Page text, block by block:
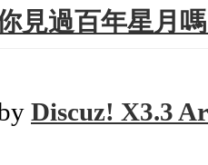
見過百年星月
Discuz! X3.3